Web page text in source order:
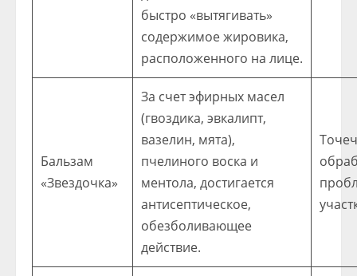
быстро «вытягивать»
содержимое жировика,
расположенного на лице.
Бальзам
«Звездочка»
За счет эфирных масел
(гвоздика, эвкалипт,
вазелин, мята),
пчелиного воска и
ментола, достигается
антисептическое,
обезболивающее
действие.